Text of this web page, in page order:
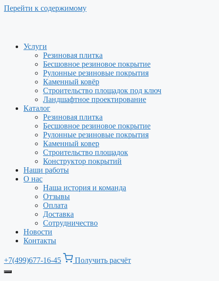
Перейти к содержимому
Услуги
Резиновая плитка
Бесшовное резиновое покрытие
Рулонные резиновые покрытия
Каменный ковёр
Строительство площадок под ключ
Ландшафтное проектирование
Каталог
Резиновая плитка
Бесшовное резиновое покрытие
Рулонные резиновые покрытия
Каменный ковер
Строительство площадок
Конструктор покрытий
Наши работы
О нас
Наша история и команда
Отзывы
Оплата
Доставка
Сотрудничество
Новости
Контакты
+7(499)677-16-45 Получить расчёт